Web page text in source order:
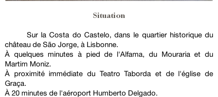
Situation
Sur la Costa do Castelo, dans le quartier historique du
château de São Jorge, à Lisbonne.
À quelques minutes à pied de l'Alfama, du Mouraria et du
Martim Moniz.
À proximité immédiate du Teatro Taborda et de l'église de
Graça.
À 20 minutes de l'aéroport Humberto Delgado.